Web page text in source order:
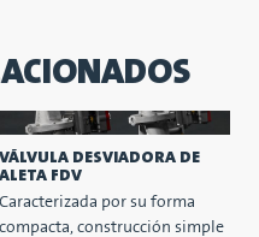
VÁLVULA DESVIADORA DE
ALETA FDV
Caracterizada por su forma
compacta, construcción simple